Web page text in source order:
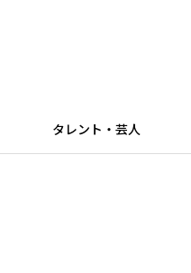
タレント・芸人